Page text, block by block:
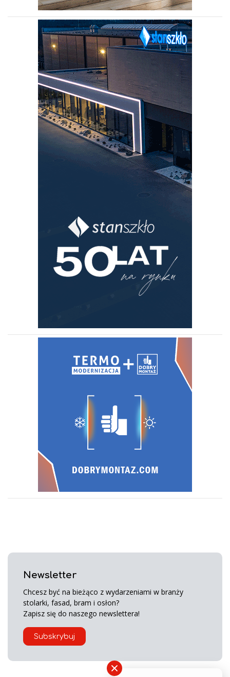
Newsletter
Chcesz być na bieżąco z wydarzeniami w branży
stolarki, fasad, bram i osłon?
Zapisz się do naszego newslettera!
Subskrybuj
×